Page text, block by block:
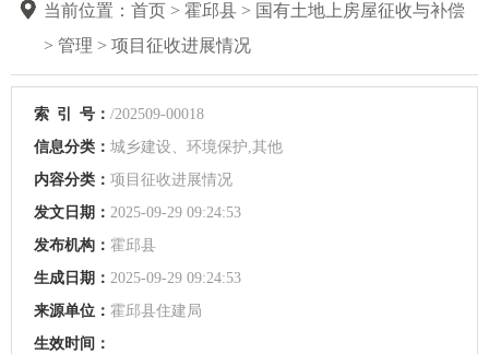
当前位置： 首页 > 霍邱县 > 国有土地上房屋征收与补偿
> 管理 > 项目征收进展情况
索 引 号： /202509-00018
信息分类： 城乡建设、环境保护,其他
内容分类： 项目征收进展情况
发文日期： 2025-09-29 09:24:53
发布机构： 霍邱县
生成日期： 2025-09-29 09:24:53
来源单位： 霍邱县住建局
生效时间：